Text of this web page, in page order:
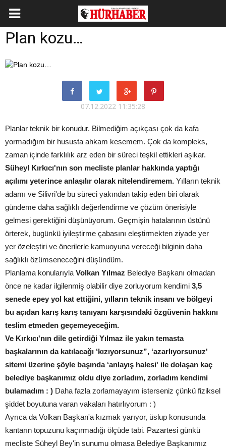
Plan kozu…
07.12.2022 11:35:28
Planlar teknik bir konudur. Bilmediğim açıkçası çok da kafa
yormadığım bir hususta ahkam kesemem. Çok da kompleks,
zaman içinde farklılık arz eden bir süreci teşkil ettikleri aşikar.
Süheyl Kırkıcı'nın son mecliste planlar hakkında yaptığı
açılımı yeterince anlaşılır olarak nitelendiremem. Yılların teknik
adamı ve Silivri'de bu süreci yakından takip eden biri olarak
gündeme daha sağlıklı değerlendirme ve çözüm önerisiyle
gelmesi gerektiğini düşünüyorum. Geçmişin hatalarının üstünü
örterek, bugünkü iyileştirme çabasını eleştirmekten ziyade yer
yer özeleştiri ve önerilerle kamuoyuna vereceği bilginin daha
sağlıklı özümseneceğini düşündüm.
Planlama konularıyla Volkan Yılmaz Belediye Başkanı olmadan
önce ne kadar ilgilenmiş olabilir diye zorluyorum kendimi 3,5
senede epey yol kat ettiğini, yılların teknik insanı ve bölgeyi
bu açıdan karış karış tanıyanı karşısındaki özgüvenin hakkını
teslim etmeden geçemeyeceğim.
Ve Kırkıcı'nın dile getirdiği Yılmaz ile yakın temasta
başkalarının da katılacağı ‘kızıyorsunuz”, ‘azarlıyorsunuz'
sitemi üzerine şöyle başında ‘anlayış halesi' ile dolaşan kaç
belediye başkanımız oldu diye zorladım, zorladım kendimi
bulamadım : ) Daha fazla zorlamayayım isterseniz çünkü fiziksel
şiddet boyutuna varan vakaları hatırlıyorum : )
Ayrıca da Volkan Başkan'a kızmak yarıyor, üslup konusunda
kantarın topuzunu kaçırmadığı ölçüde tabi. Pazartesi günkü
mecliste Süheyl Bey'in sunumu olmasa Belediye Başkanımız